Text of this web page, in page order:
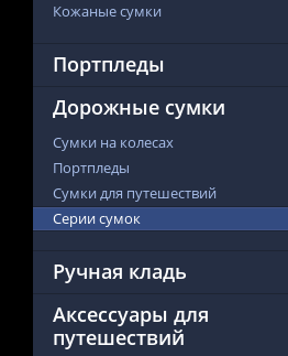
Кожаные сумки
Портпледы
Дорожные сумки
Сумки на колесах
Портпледы
Сумки для путешествий
Серии сумок
Ручная кладь
Аксессуары для
путешествий